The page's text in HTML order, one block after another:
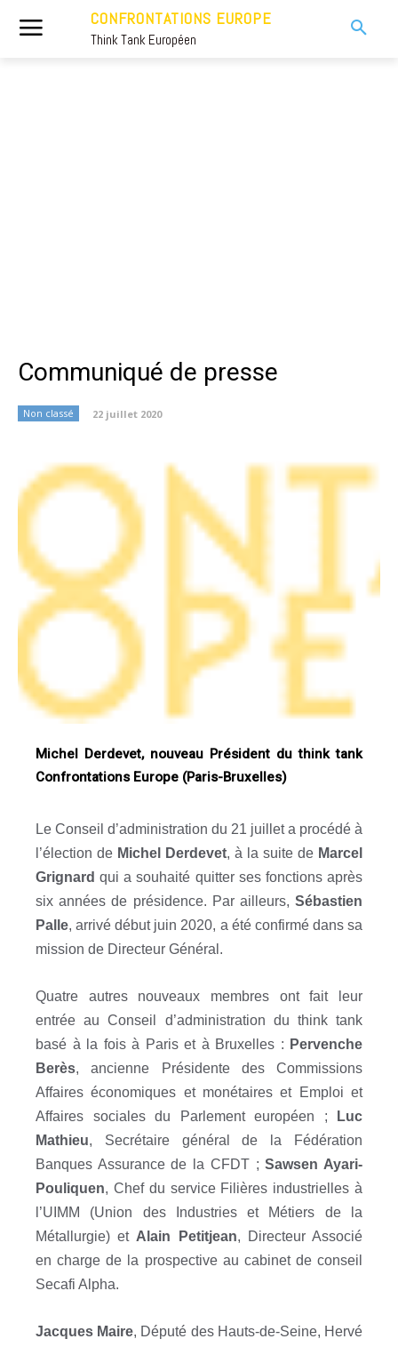
CONFRONTATIONS EUROPE
Think Tank Européen
Communiqué de presse
Non classé 22 juillet 2020
Michel Derdevet, nouveau Président du think tank
Confrontations Europe (Paris-Bruxelles)
Le Conseil d’administration du 21 juillet a procédé à
l’élection de Michel Derdevet, à la suite de Marcel
Grignard qui a souhaité quitter ses fonctions après
six années de présidence. Par ailleurs, Sébastien
Palle, arrivé début juin 2020, a été confirmé dans sa
mission de Directeur Général.
Quatre autres nouveaux membres ont fait leur
entrée au Conseil d’administration du think tank
basé à la fois à Paris et à Bruxelles : Pervenche
Berès, ancienne Présidente des Commissions
Affaires économiques et monétaires et Emploi et
Affaires sociales du Parlement européen ;
Luc
Mathieu, Secrétaire général de la Fédération
Banques Assurance de la CFDT ;Sawsen Ayari-
Pouliquen, Chef du service Filières industrielles à
l’UIMM (Union des Industries et Métiers de la
Métallurgie) et Alain Petitjean, Directeur Associé
en charge de la prospective au cabinet de conseil
Secafi Alpha.
Jacques Maire, Député des Hauts-de-Seine, Hervé